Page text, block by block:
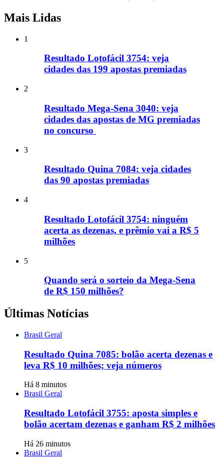
Mais Lidas
1
Resultado Lotofácil 3754: veja
cidades das 199 apostas premiadas
2
Resultado Mega-Sena 3040: veja
cidades das apostas de MG premiadas
no concurso
3
Resultado Quina 7084: veja cidades
das 90 apostas premiadas
4
Resultado Lotofácil 3754: ninguém
acerta as dezenas, e prêmio vai a R$ 5
milhões
5
Quando será o sorteio da Mega-Sena
de R$ 150 milhões?
Últimas Notícias
Brasil Geral
Resultado Quina 7085: bolão acerta dezenas e
leva R$ 10 milhões; veja números
Há 8 minutos
Brasil Geral
Resultado Lotofácil 3755: aposta simples e
bolão acertam dezenas e ganham R$ 2 milhões
Há 26 minutos
Brasil Geral